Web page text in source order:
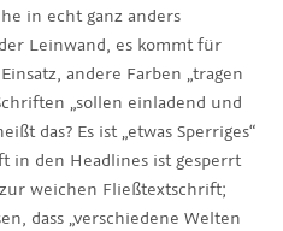
in echt ganz anders
Leinwand, es kommt für
andere Farben „tragen
„sollen einladend und
das? Es ist „etwas Sperriges“
in den Headlines ist gesperrt
weichen Fließtextschrift;
dass „verschiedene Welten